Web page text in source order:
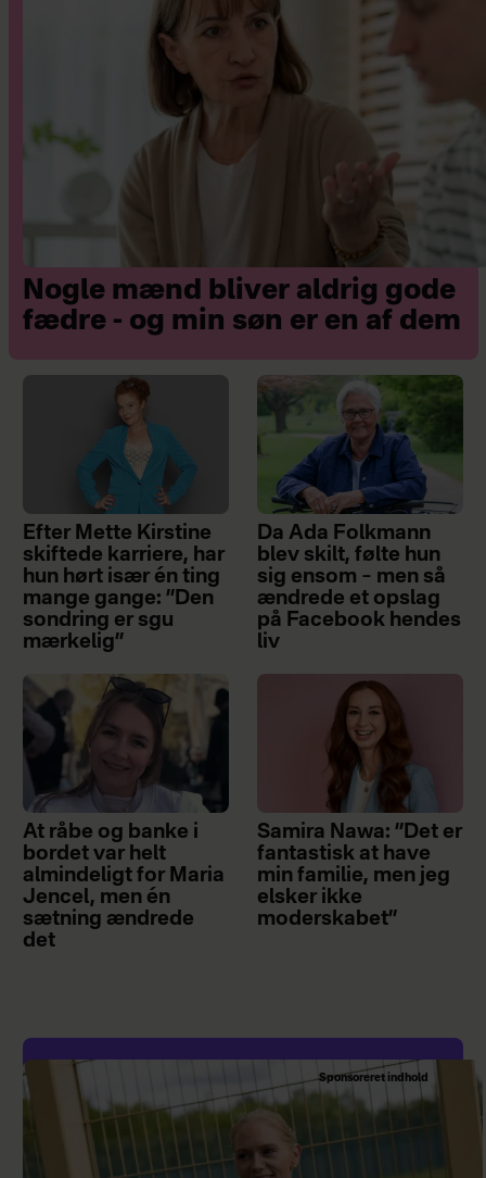
Nogle mænd bliver aldrig gode
fædre - og min søn er en af dem
Efter Mette Kirstine
skiftede karriere, har
hun hørt især én ting
mange gange: ”Den
sondring er sgu
mærkelig”
Da Ada Folkmann
blev skilt, følte hun
sig ensom – men så
ændrede et opslag
på Facebook hendes
liv
At råbe og banke i
bordet var helt
almindeligt for Maria
Jencel, men én
sætning ændrede
det
Samira Nawa: ”Det er
fantastisk at have
min familie, men jeg
elsker ikke
moderskabet”
Sponsoreret indhold